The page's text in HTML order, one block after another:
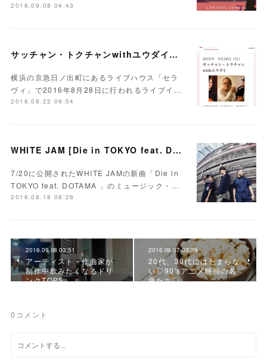
2016.09.08 04:43
サッチャン・トクチャンwithユウダイ、イベント開催
横浜の京急日ノ出町にあるライブハウス「セラ
ヴィ」で2016年8月28日に行われるライブイ…
2016.08.22 09:54
WHITE JAM [Die in TOKYO feat. DOTAMA ]MVのコメント欄がすごい
7/20に公開されたWHITE JAMの新曲「Die in
TOKYO feat. DOTAMA 」のミュージック・…
2016.08.18 08:26
2016.09.08 03:51
アーティスト・作曲家が
制作中飲みたくなるドリ
ンクTOP5
2016.09.07 03:39
20代、30代にはたまらな
い♡90'sアニメ映画の名
曲たち♡
0 コメント